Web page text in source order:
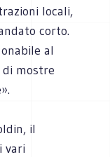
locali,
corto.
al
mostre
il
vari